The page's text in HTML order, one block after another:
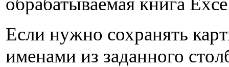
Если нужно сохранять
именами из заданного